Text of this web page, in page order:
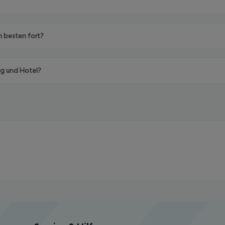
besten fort?
und Hotel?